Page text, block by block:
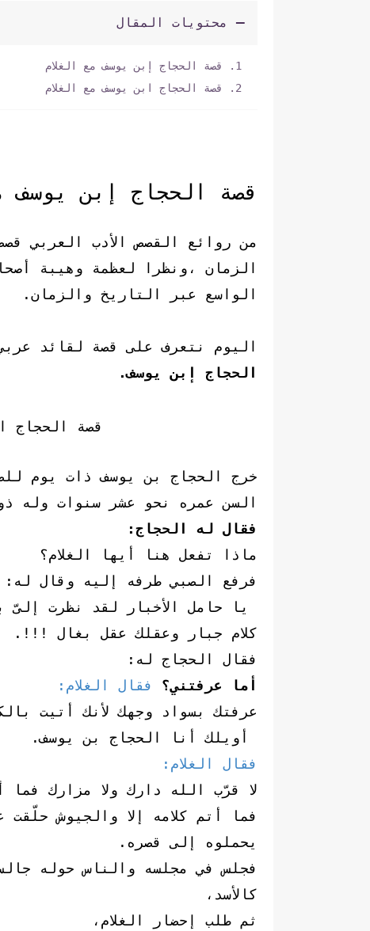
محتويات المقال
قصة الحجاج إبن يوسف مع الغلام
قصة الحجاج ابن يوسف مع الغلام
قصة الحجاج إبن يوسف
من روائع القصص الأدب العربي
الزمان ،ونظرا لعظمة وهيبة
الواسع عبر التاريخ والزمان.
اليوم نتعرف على قصة لقائد
الحجاج إبن يوسف.
قصة الحجاج
خرج الحجاج بن يوسف ذات يوم
السن عمره نحو عشر سنوات وله
فقال له الحجاج:
ماذا تفعل هنا أيها الغلام؟
فرفع الصبي طرفه إليه وقال له:
يا حامل الأخبار لقد نظرت إلىّ
كلام جبار وعقلك عقل بغال !!!.
فقال الحجاج له:
أما عرفتني؟
فقال الغلام:
عرفتك بسواد وجهك لأنك أتيت
أويلك أنا الحجاج بن يوسف.
فقال الغلام:
لا قرّب الله دارك ولا مزارك فما
فما أتم كلامه إلا والجيوش
يحملوه إلى قصره.
فجلس في مجلسه والناس حوله
كالأسد،
ثم طلب إحضار الغلام،